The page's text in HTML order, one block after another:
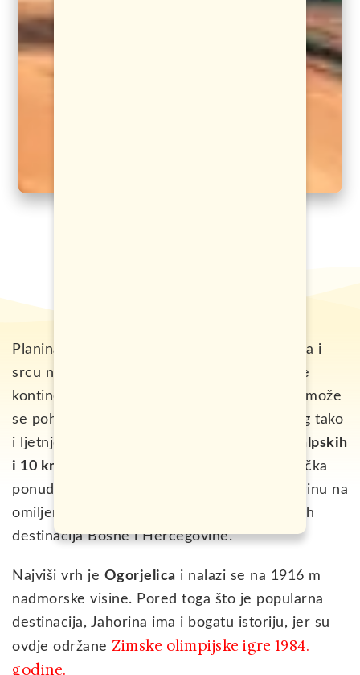
Planina Jahorina smještena je u srcu Balkana i
srcu naše zemlje, sa idealnim spojem hladne
kontinentalne i tople mediteranske klime, a može
se pohvaliti bogatim sadržajem kako zimskog tako
i ljetnjeg turizma. Izvanredan teren,
45 km alpskih
i 10 km nordijskih staza,
kao i bogata turistička
ponuda tokom cijele godine uvrstili su Jahorinu na
omiljenu i jednu od najposjećenijih turističkih
destinacija Bosne i Hercegovine.
Najviši vrh je Ogorjelica i nalazi se na 1916 m
nadmorske visine. Pored toga što je popularna
destinacija, Jahorina ima i bogatu istoriju, jer su
ovdje održane Zimske olimpijske igre 1984.
godine.